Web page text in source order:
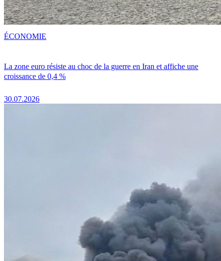
La zone euro résiste au choc de la guerre en Iran et affiche une
croissance de 0,4 %
30.07.2026
ÉCONOMIE